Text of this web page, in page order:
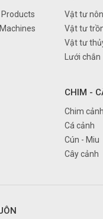
Vật tư
Vật tư
Vật tư
Lưới chắn
CHIM -
Chim cảnh
Cá cảnh
Cún - Miu
Cây cảnh